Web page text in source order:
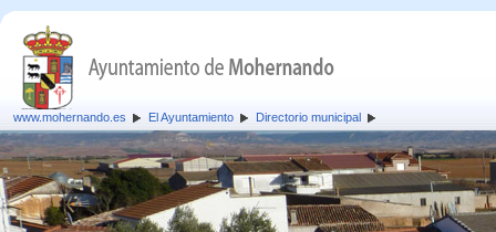
www.mohernando.es El Ayuntamiento Directorio municipal